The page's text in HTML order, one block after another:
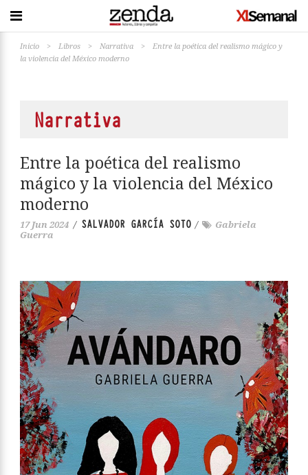
Inicio > Libros > Narrativa >
Entre la poética del realismo mágico y
la violencia del México moderno
Narrativa
Entre la poética del realismo
mágico y la violencia del México
moderno
17 Jun 2024 / SALVADOR GARCÍA SOTO /
Gabriela
Guerra